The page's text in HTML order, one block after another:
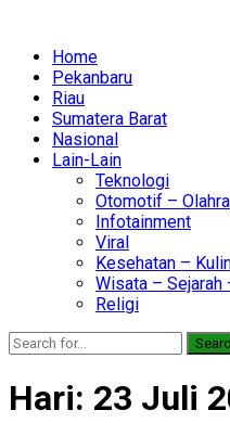
Home
Pekanbaru
Riau
Sumatera Barat
Nasional
Lain-Lain
Teknologi
Otomotif –
Infotainment
Viral
Kesehatan –
Wisata –
Religi
Hari: 23 Juli